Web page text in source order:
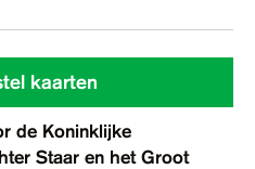
kaarten
de Koninklijke
Staar en het Groot